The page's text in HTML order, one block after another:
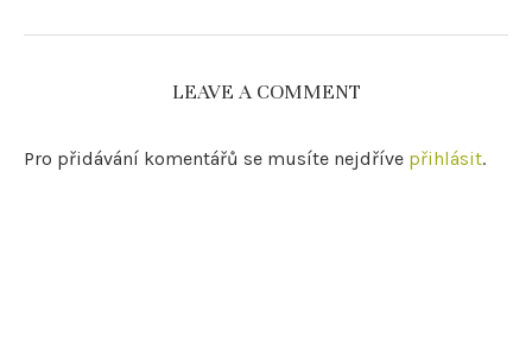
LEAVE A COMMENT
Pro přidávání komentářů se musíte nejdříve přihlásit.